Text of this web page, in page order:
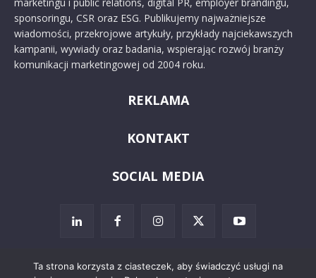
sponsoringu, CSR oraz ESG. Publikujemy najważniejsze
wiadomości, przekrojowe artykuły, przykłady najciekawszych
kampanii, wywiady oraz badania, wspierając rozwój branży
komunikacji marketingowej od 2004 roku.
REKLAMA
KONTAKT
SOCIAL MEDIA
Ta strona korzysta z ciasteczek, aby świadczyć usługi na